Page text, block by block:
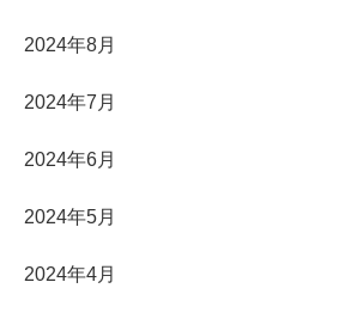
2024年8月
2024年7月
2024年6月
2024年5月
2024年4月